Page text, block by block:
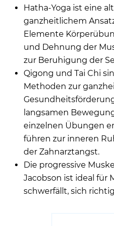
Hatha-Yoga ist eine
ganzheitlichem
Elemente
und Dehnung der
zur Beruhigung der
Qigong und Tai Chi
Methoden zur
langsamen
einzelnen Übungen
führen zur inneren
der Zahnarztangst.
Die progressive
Jacobson ist ideal für
schwerfällt, sich